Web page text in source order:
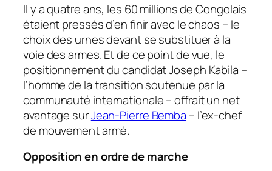
Il y a quatre ans, les 60 millions de Congolais
étaient pressés d’en finir avec le chaos – le
choix des urnes devant se substituer à la
voie des armes. Et de ce point de vue, le
positionnement du candidat Joseph Kabila –
l’homme de la transition soutenue par la
communauté internationale – offrait un net
avantage surJean-Pierre Bemba – l’ex-chef
de mouvement armé.
Opposition en ordre de marche